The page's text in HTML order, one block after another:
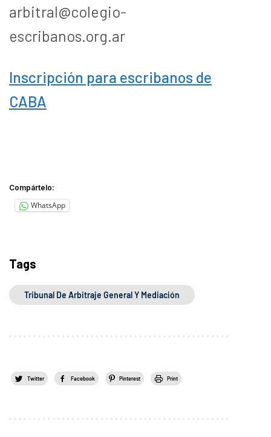
arbitral@colegio-
escribanos.org.ar
Inscripción para escribanos de
CABA
Compártelo:
WhatsApp
Tags
Tribunal De Arbitraje General Y Mediación
Twitter Facebook Pinterest Print